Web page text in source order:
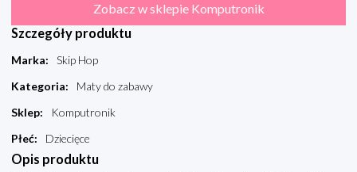
Zobacz w sklepie Komputronik
Szczegóły produktu
Marka:
Skip Hop
Kategoria:
Maty do zabawy
Sklep:
Komputronik
Płeć: Dziecięce
Opis produktu